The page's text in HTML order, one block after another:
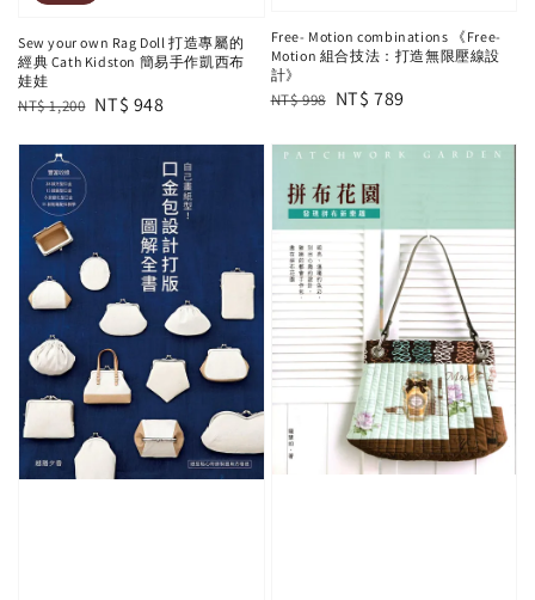
Sew your own Rag Doll 打造專屬的
經典 Cath Kidston 簡易手作凱西布
娃娃
Regular
NT$ 1,200 Sale
NT$ 948
Free- Motion combinations 《Free-
Motion 組合技法：打造無限壓線設
計》
Regular
NT$ 998 Sale
NT$ 789